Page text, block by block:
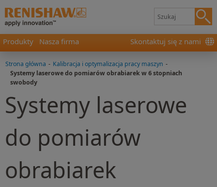
Produkty Nasza firma Skontaktuj się z nami
Strona główna - Kalibracja i optymalizacja pracy maszyn -
Systemy laserowe do pomiarów obrabiarek w 6 stopniach
swobody
Systemy laserowe
do pomiarów
obrabiarek